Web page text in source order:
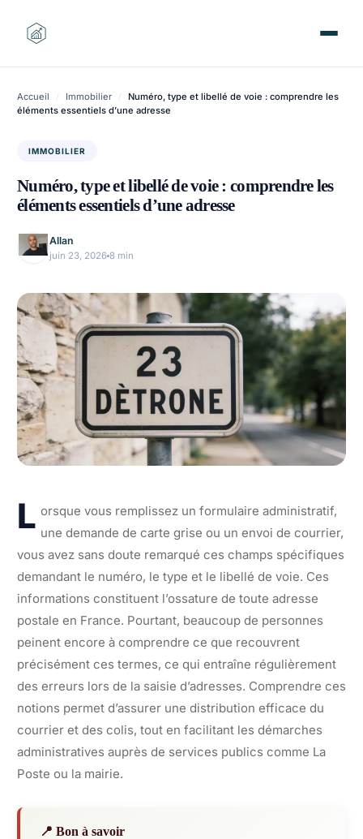
contenu
Accueil / Immobilier /
Numéro, type et libellé de voie : comprendre les
éléments essentiels d’une adresse
IMMOBILIER
Numéro, type et libellé de voie : comprendre les
éléments essentiels d’une adresse
Allan
juin 23, 2026 8 min
L orsque vous remplissez un formulaire administratif,
une demande de carte grise ou un envoi de courrier,
vous avez sans doute remarqué ces champs spécifiques
demandant le numéro, le type et le libellé de voie. Ces
informations constituent l’ossature de toute adresse
postale en France. Pourtant, beaucoup de personnes
peinent encore à comprendre ce que recouvrent
précisément ces termes, ce qui entraîne régulièrement
des erreurs lors de la saisie d’adresses. Comprendre ces
notions permet d’assurer une distribution efficace du
courrier et des colis, tout en facilitant les démarches
administratives auprès de services publics comme La
Poste ou la mairie.
📍 Bon à savoir